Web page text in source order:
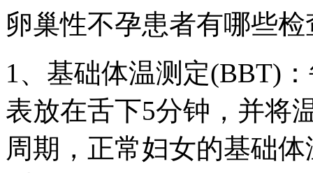
卵巢性不孕患者有哪些检
1、基础体温测定(BBT)
表放在舌下5分钟，并将
周期，正常妇女的基础